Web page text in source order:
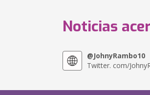
Noticias
@JohnyRambo10
Twitter. com/